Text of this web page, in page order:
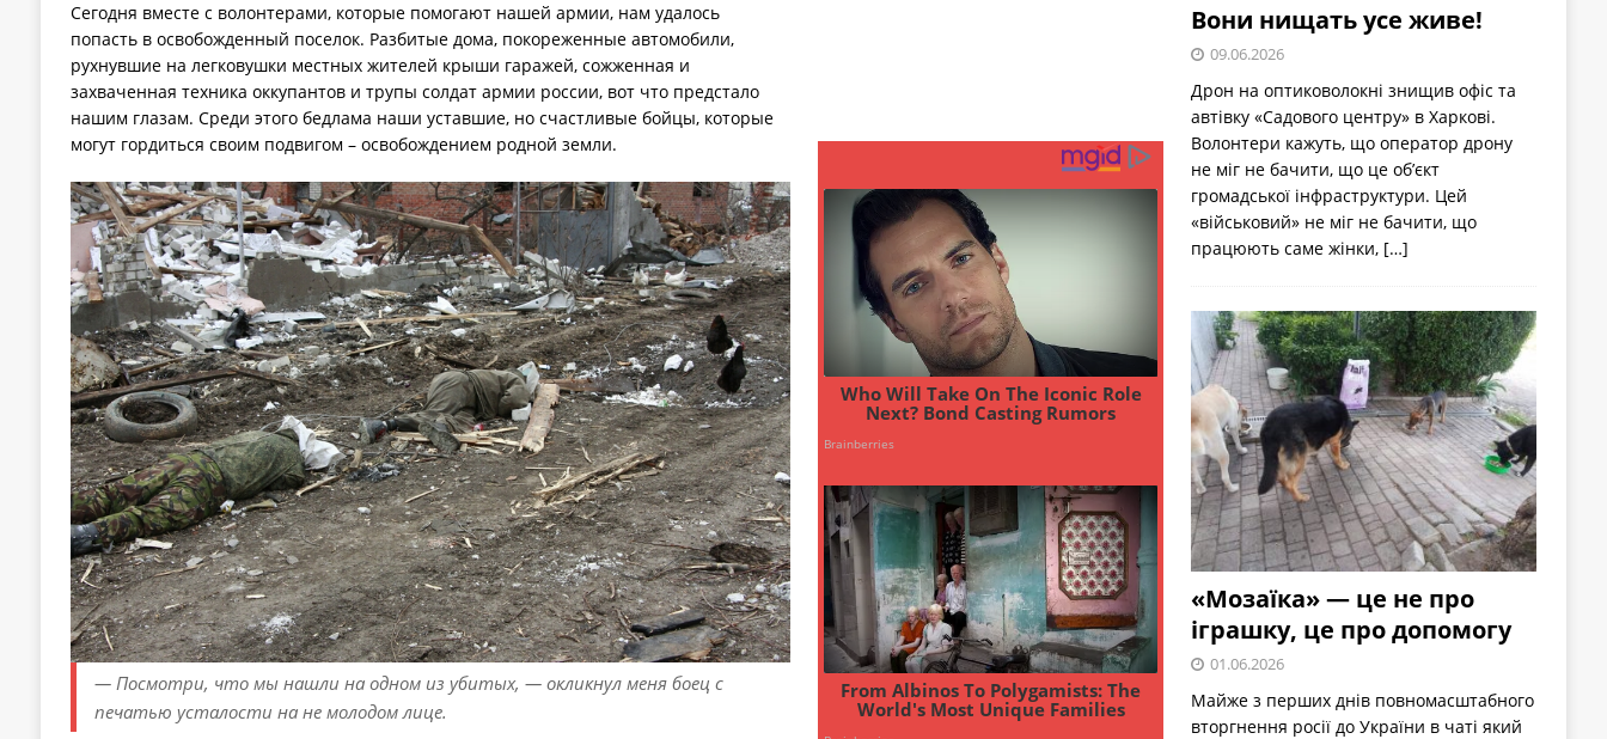
Сегодня вместе с волонтерами, которые помогают нашей армии, нам удалось
попасть в освобожденный поселок. Разбитые дома, покореженные автомобили,
рухнувшие на легковушки местных жителей крыши гаражей, сожженная и
захваченная техника оккупантов и трупы солдат армии россии, вот что предстало
нашим глазам. Среди этого бедлама наши уставшие, но счастливые бойцы, которые
могут гордиться своим подвигом – освобождением родной земли.
— Посмотри, что мы нашли на одном из убитых, — окликнул меня боец с
печатью усталости на не молодом лице.
Вони нищать усе живе!
09.06.2026
Дрон на оптиковолокні знищив офіс та
автівку «Садового центру» в Харкові.
Волонтери кажуть, що оператор дрону
не міг не бачити, що це об’єкт
громадської інфраструктури. Цей
«військовий» не міг не бачити, що
працюють саме жінки, […]
«Мозаїка» — це не про
іграшку, це про допомогу
01.06.2026
Майже з перших днів повномасштабного
вторгнення росії до України в чаті який